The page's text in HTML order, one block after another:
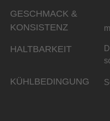
GESCHMACK &
KONSISTENZ
HALTBARKEIT
KÜHLBEDINGUNG